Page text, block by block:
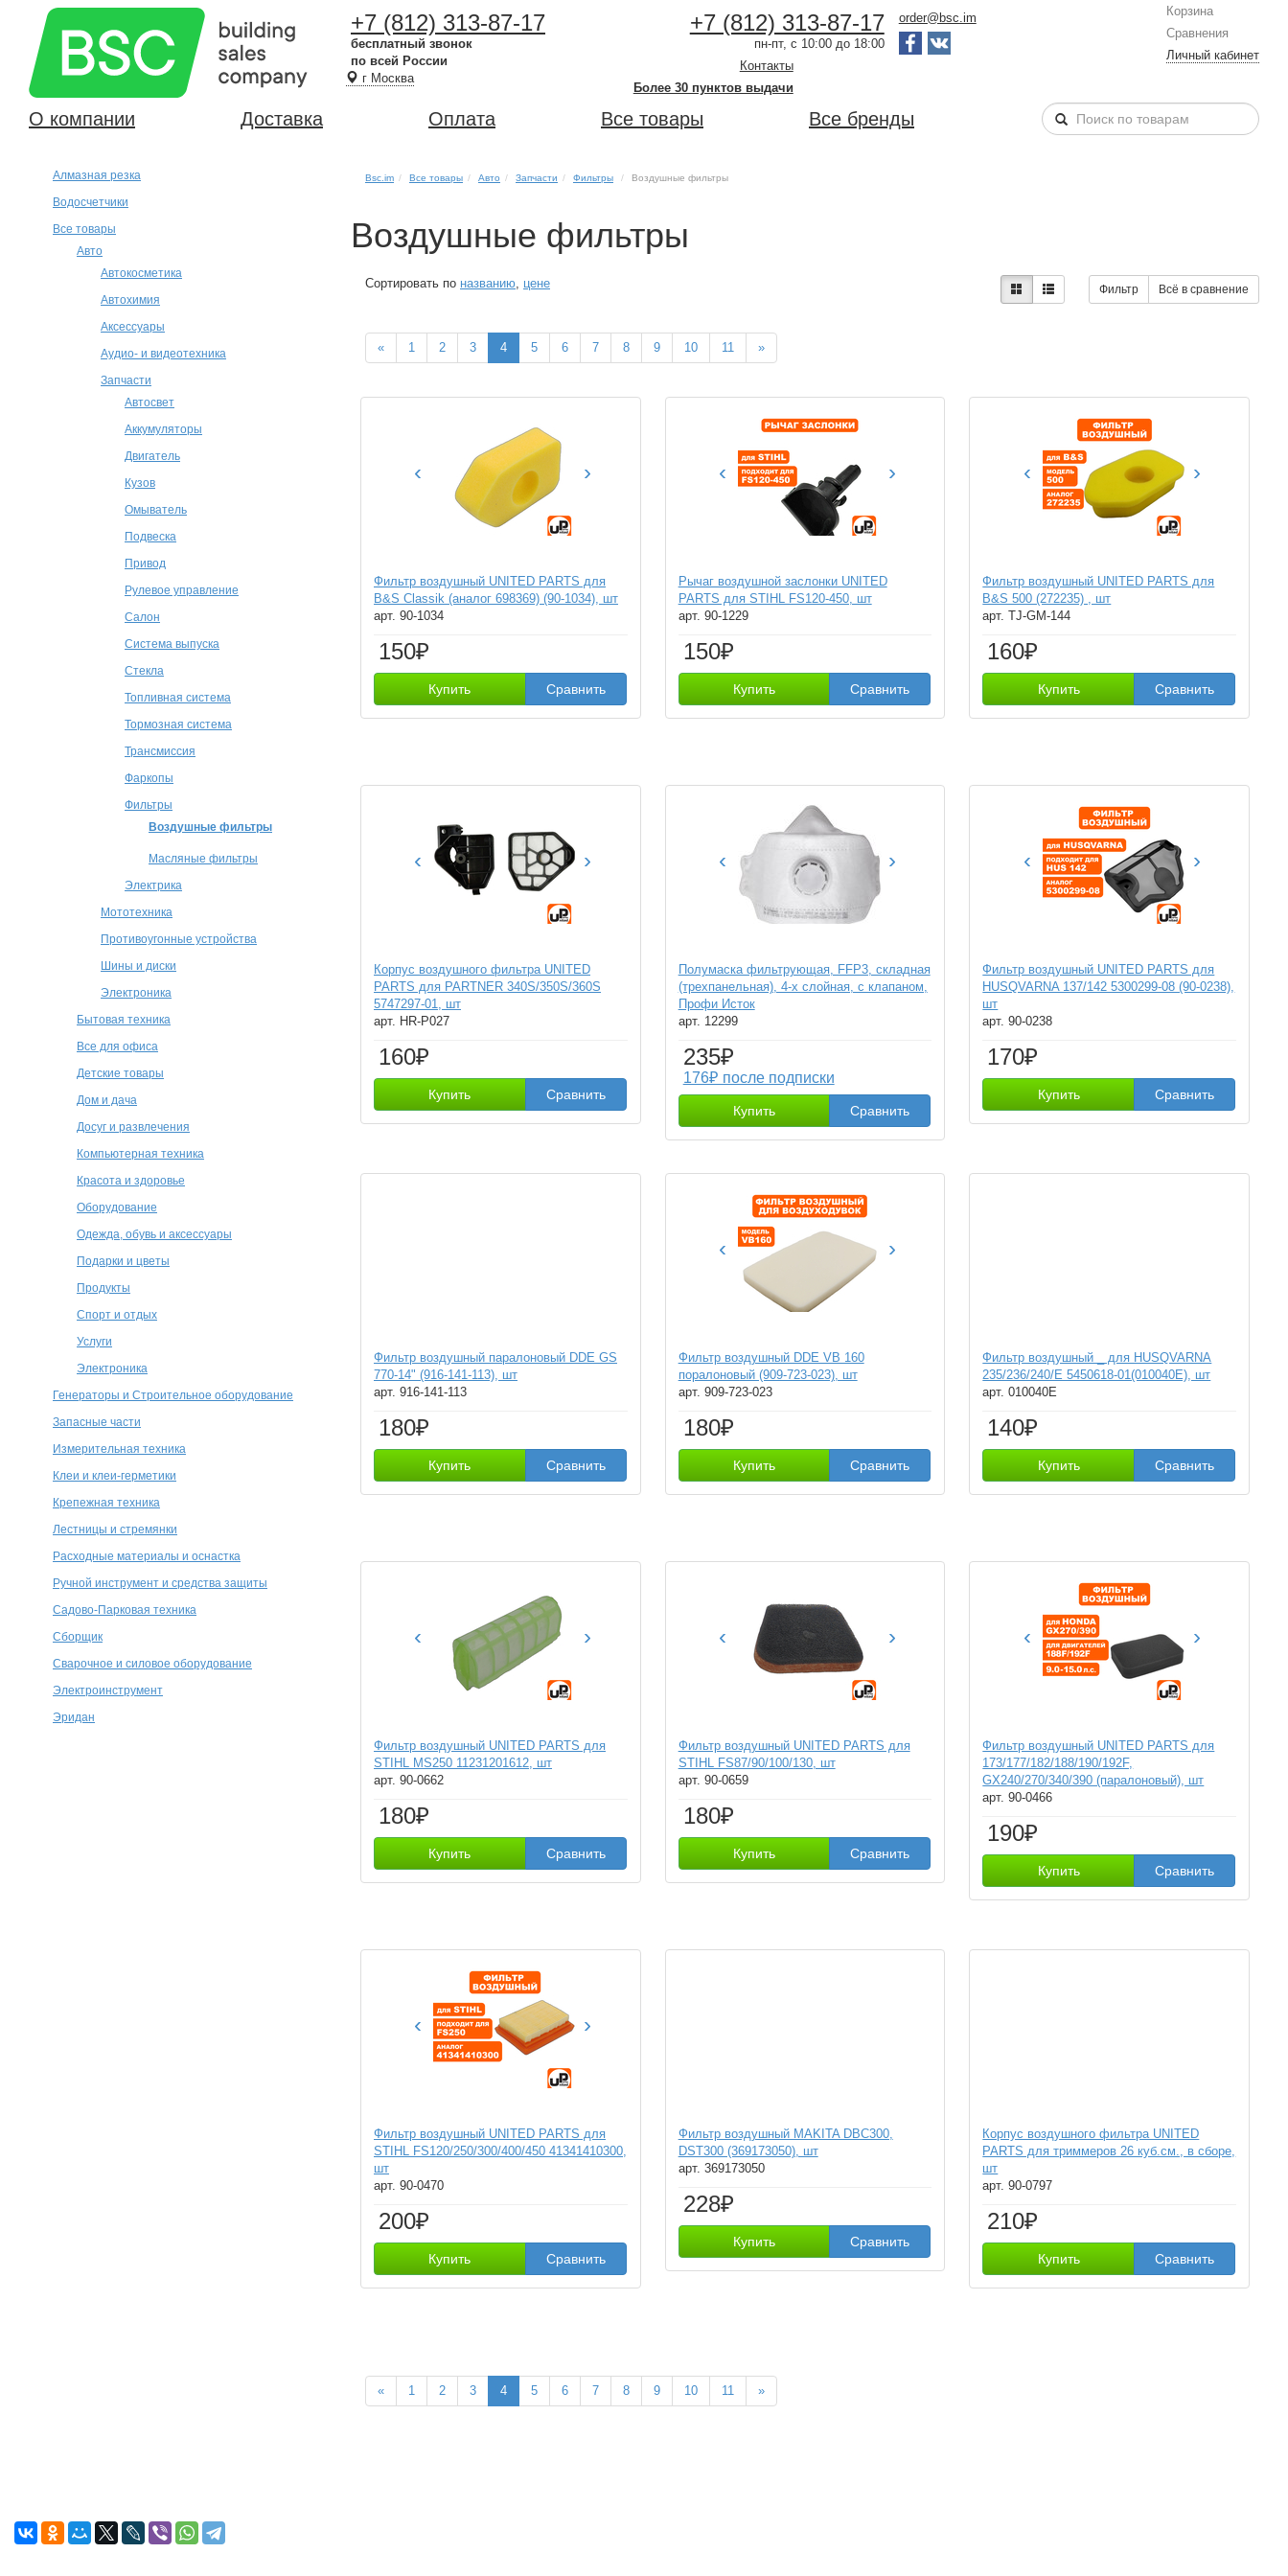
+7 (812) 313-87-17
бесплатный звонок
по всей России
г Москва
+7 (812) 313-87-17
пн-пт, с 10:00 до 18:00
Контакты
Более 30 пунктов выдачи
order@bsc.im
Корзина
Сравнения
Личный кабинет
О компании Доставка Оплата Все товары Все бренды
Алмазная резка
Водосчетчики
Все товары
Авто
Автокосметика
Автохимия
Аксессуары
Аудио- и видеотехника
Запчасти
Автосвет
Аккумуляторы
Двигатель
Кузов
Омыватель
Подвеска
Привод
Рулевое управление
Салон
Система выпуска
Стекла
Топливная система
Тормозная система
Трансмиссия
Фаркопы
Фильтры
Воздушные фильтры
Масляные фильтры
Электрика
Мототехника
Противоугонные устройства
Шины и диски
Электроника
Бытовая техника
Все для офиса
Детские товары
Дом и дача
Досуг и развлечения
Компьютерная техника
Красота и здоровье
Оборудование
Одежда, обувь и аксессуары
Подарки и цветы
Продукты
Спорт и отдых
Услуги
Электроника
Генераторы и Строительное оборудование
Запасные части
Измерительная техника
Клеи и клеи-герметики
Крепежная техника
Лестницы и стремянки
Расходные материалы и оснастка
Ручной инструмент и средства защиты
Садово-Парковая техника
Сборщик
Сварочное и силовое оборудование
Электроинструмент
Эридан
Bsc.im Все товары Авто Запчасти Фильтры Воздушные фильтры
Воздушные фильтры
Фильтр Всё в сравнение
Сортировать по названию, цене
« 1 2 3 4 5 6 7 8 9 10 11 »
‹ ›
Фильтр воздушный UNITED PARTS для
B&S Classik (аналог 698369) (90-1034), шт
арт. 90-1034
150₽
Купить Сравнить
‹ ›
Рычаг воздушной заслонки UNITED
PARTS для STIHL FS120-450, шт
арт. 90-1229
150₽
Купить Сравнить
‹ ›
Фильтр воздушный UNITED PARTS для
B&S 500 (272235) , шт
арт. TJ-GM-144
160₽
Купить Сравнить
‹ ›
Корпус воздушного фильтра UNITED
PARTS для PARTNER 340S/350S/360S
5747297-01, шт
арт. HR-P027
160₽
Купить Сравнить
‹ ›
Полумаска фильтрующая, FFP3, складная
(трехпанельная), 4-х слойная, с клапаном,
Профи Исток
арт. 12299
235₽
176₽ после подписки
Купить Сравнить
‹ ›
Фильтр воздушный UNITED PARTS для
HUSQVARNA 137/142 5300299-08 (90-0238),
шт
арт. 90-0238
170₽
Купить Сравнить
Фильтр воздушный паралоновый DDE GS
770-14" (916-141-113), шт
арт. 916-141-113
180₽
Купить Сравнить
‹ ›
Фильтр воздушный DDE VB 160
поралоновый (909-723-023), шт
арт. 909-723-023
180₽
Купить Сравнить
Фильтр воздушный _ для HUSQVARNA
235/236/240/E 5450618-01(010040E), шт
арт. 010040E
140₽
Купить Сравнить
‹ ›
Фильтр воздушный UNITED PARTS для
STIHL MS250 11231201612, шт
арт. 90-0662
180₽
Купить Сравнить
‹ ›
Фильтр воздушный UNITED PARTS для
STIHL FS87/90/100/130, шт
арт. 90-0659
180₽
Купить Сравнить
‹ ›
Фильтр воздушный UNITED PARTS для
173/177/182/188/190/192F,
GX240/270/340/390 (паралоновый), шт
арт. 90-0466
190₽
Купить Сравнить
‹ ›
Фильтр воздушный UNITED PARTS для
STIHL FS120/250/300/400/450 41341410300,
шт
арт. 90-0470
200₽
Купить Сравнить
Фильтр воздушный MAKITA DBC300,
DST300 (369173050), шт
арт. 369173050
228₽
Купить Сравнить
Корпус воздушного фильтра UNITED
PARTS для триммеров 26 куб.см., в сборе,
шт
арт. 90-0797
210₽
Купить Сравнить
« 1 2 3 4 5 6 7 8 9 10 11 »